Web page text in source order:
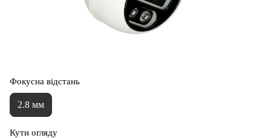
Фокусна відстань
2.8 мм
Кути огляду